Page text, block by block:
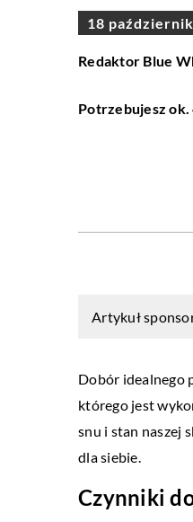
18
Redaktor Blue
Potrzebujesz
Artykuł
Dobór idealnego
którego jest
snu i stan naszej
dla siebie.
Czynniki